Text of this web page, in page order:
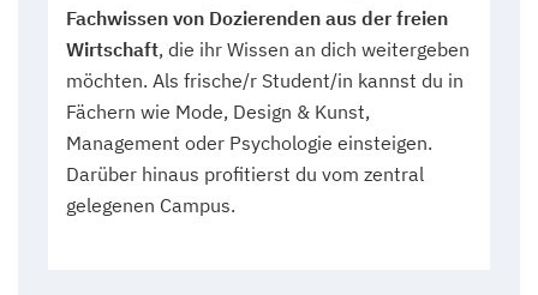
Fachwissen von Dozierenden aus der freien
Wirtschaft, die ihr Wissen an dich weitergeben
möchten. Als frische/r Student/in kannst du in
Fächern wie Mode, Design & Kunst,
Management oder Psychologie einsteigen.
Darüber hinaus profitierst du vom zentral
gelegenen Campus.